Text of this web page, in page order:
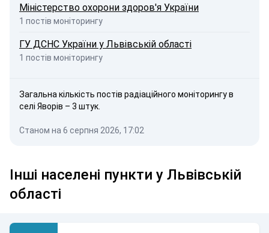
Міністерство охорони здоров'я України
1 постів моніторингу
ГУ ДСНС України у Львівській області
1 постів моніторингу
Загальна кількість постів радіаційного моніторингу в
селі Яворів – 3 штук.
Станом на 6 серпня 2026, 17:02
Інші населені пункти у Львівській
області